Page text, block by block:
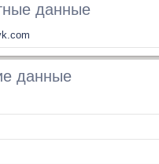
данные
данные